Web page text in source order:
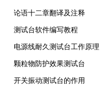
论语十二章翻译及注释
测试台软件编写教程
电源线耐久测试台工作原理
颗粒物防护效果测试台
开关振动测试台的作用